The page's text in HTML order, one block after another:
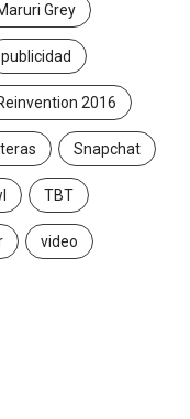
Grey
publicidad
2016
Snapchat
TBT
video